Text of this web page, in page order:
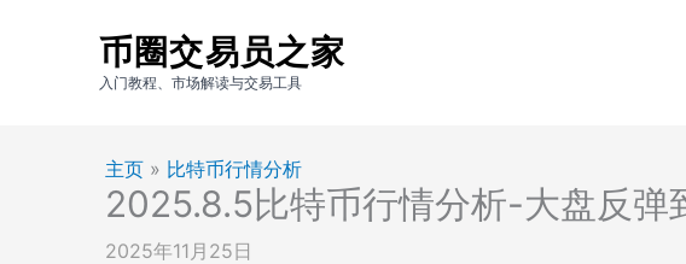
币圈交易员之家
入门教程、市场解读与交易工具
主页 » 比特币行情分析
2025.8.5比特币行情分析-大盘反弹
2025年11月25日